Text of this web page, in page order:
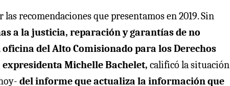
recomendaciones que presentamos en 2019. Sin
a la justicia, reparación y garantías de no
oficina del Alto Comisionado para los Derechos
Michelle Bachelet, calificó la situación
del informe que actualiza la información que